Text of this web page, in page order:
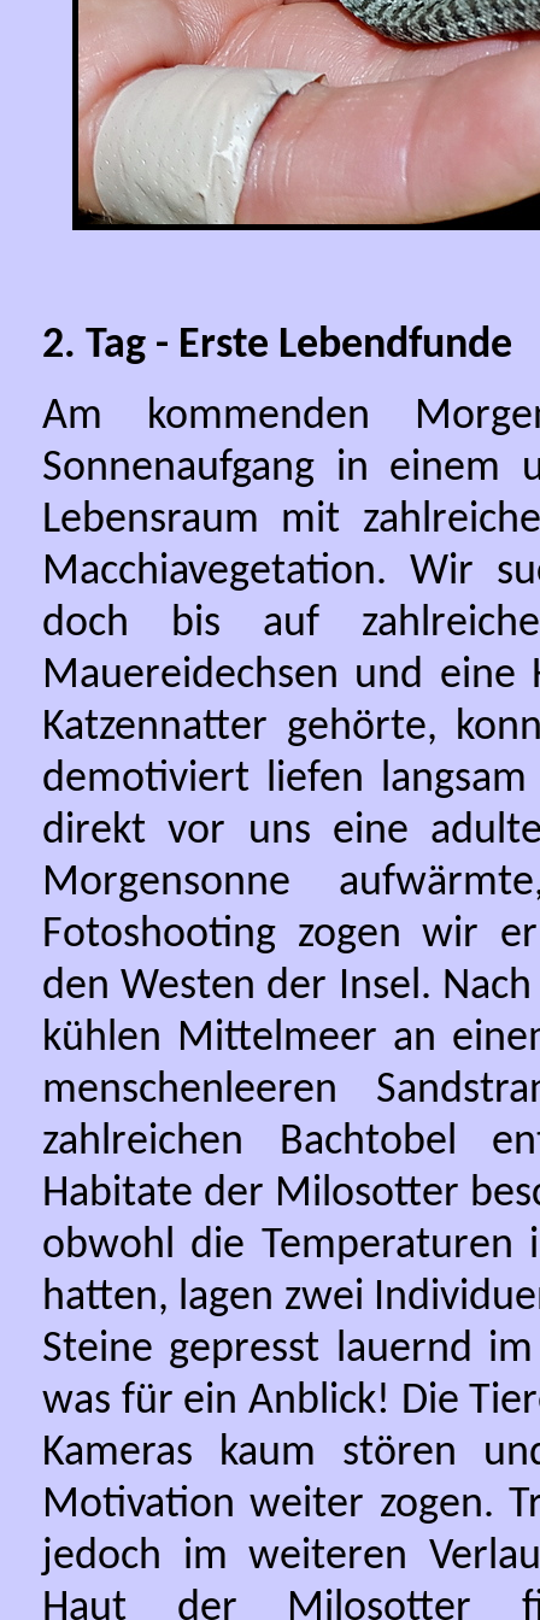
2. Tag - Erste Lebendfunde
Am kommenden
Sonnenaufgang in einem
Lebensraum mit
Macchiavegetation. Wir
doch bis auf
Mauereidechsen und
Katzennatter gehörte,
demotiviert liefen
direkt vor uns eine
Morgensonne
Fotoshooting zogen wir
den Westen der Insel.
kühlen Mittelmeer an
menschenleeren
zahlreichen Bachtobel
Habitate der Milosotter
obwohl die Temperaturen
hatten, lagen zwei
Steine gepresst lauernd
was für ein Anblick! Die
Kameras kaum stören
Motivation weiter zogen.
jedoch im weiteren
Haut der Milosotter